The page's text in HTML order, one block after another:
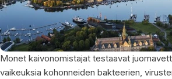
Monet kaivonomistajat testaavat
vaikeuksia kohonneiden bakteerien,